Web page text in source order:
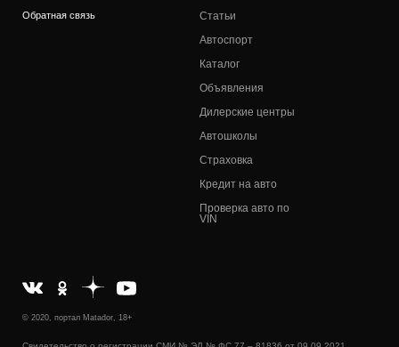
Обратная связь
Статьи
Автоспорт
Каталог
Объявления
Дилерские центры
Автошколы
Страховка
Кредит на авто
Проверка авто по
VIN
© 2020, портал Matador, 18+